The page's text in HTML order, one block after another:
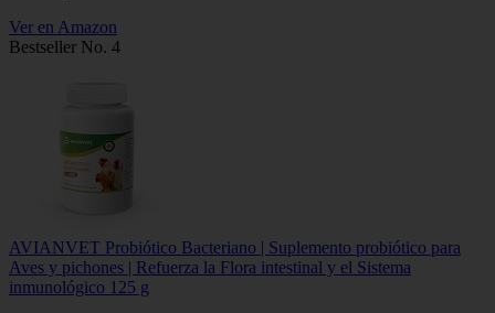
Ver en Amazon
Bestseller No. 4
AVIANVET Probiótico Bacteriano | Suplemento probiótico para
Aves y pichones | Refuerza la Flora intestinal y el Sistema
inmunológico 125 g